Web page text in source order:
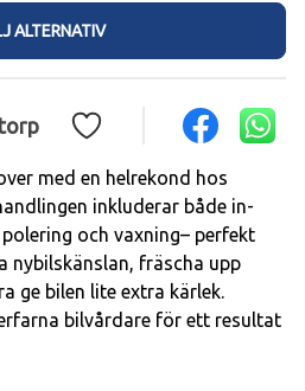
ALTERNATIV
med en helrekond hos
inkluderar både in-
och vaxning– perfekt
nybilskänslan, fräscha upp
ge bilen lite extra kärlek.
bilvårdare för ett resultat